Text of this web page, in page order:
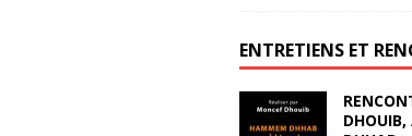
ENTRETIENS ET